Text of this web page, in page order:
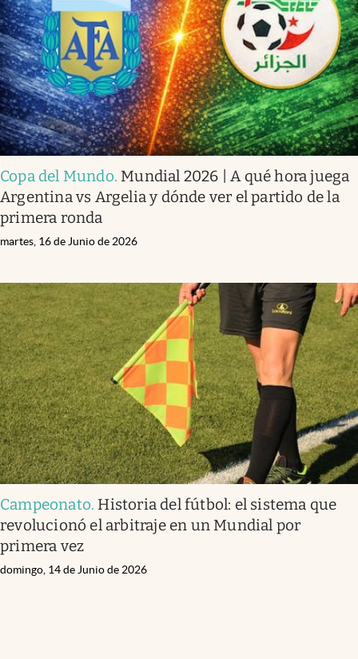
Copa del Mundo. Mundial 2026 | A qué hora juega
Argentina vs Argelia y dónde ver el partido de la
primera ronda
martes, 16 de Junio de 2026
Campeonato. Historia del fútbol: el sistema que
revolucionó el arbitraje en un Mundial por
primera vez
domingo, 14 de Junio de 2026